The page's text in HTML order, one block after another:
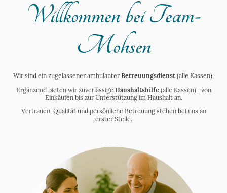
Willkommen bei Team-
Mohsen
Wir sind ein zugelassener ambulanter Betreuungsdienst (alle Kassen).
Ergänzend bieten wir zuverlässige Haushaltshilfe(alle Kassen)– von
Einkäufen bis zur Unterstützung im Haushalt an.
Vertrauen, Qualität und persönliche Betreuung stehen bei uns an
erster Stelle.